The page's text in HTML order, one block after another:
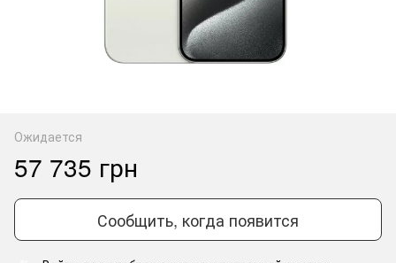
Ожидается
57 735 грн
Сообщить, когда появится